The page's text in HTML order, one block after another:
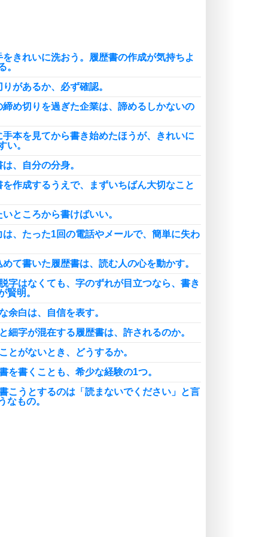
恋する人が知っておきたい30の大切なこと
をきれいに洗おう。履歴書の作成が気持ちよ
。
りがあるか、必ず確認。
締め切りを過ぎた企業は、諦めるしかないの
手本を見てから書き始めたほうが、きれいに
い。
は、自分の分身。
を作成するうえで、まずいちばん大切なこと
いところから書けばいい。
は、たった1回の電話やメールで、簡単に失わ
めて書いた履歴書は、読む人の心を動かす。
字はなくても、字のずれが目立つなら、書き
賢明。
余白は、自信を表す。
細字が混在する履歴書は、許されるのか。
とがないとき、どうするか。
を書くことも、希少な経験の1つ。
書こうとするのは「読まないでください」と言
なもの。